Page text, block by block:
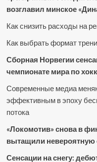
возглавил минское
Как снизить расходы на
Как выбрать формат
Сборная Норвегии
чемпионате мира по
Современные медиа
эффективным в эпоху
потока
«Локомотив» снова в
вытащили невероятную
Сенсации на снегу: